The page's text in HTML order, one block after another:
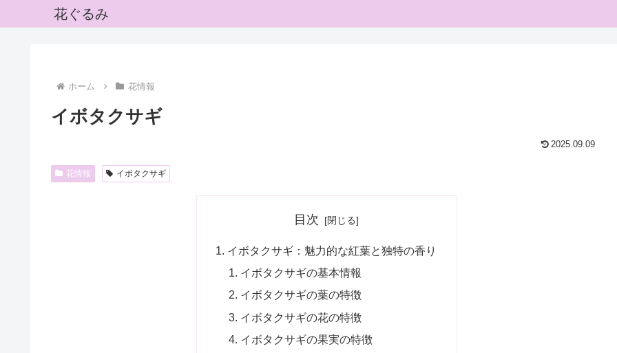
花ぐるみ
ホーム 花情報
イボタクサギ
2025.09.09
花情報 イボタクサギ
目次
イボタクサギ：魅力的な紅葉と独特の香り
イボタクサギの基本情報
イボタクサギの葉の特徴
イボタクサギの花の特徴
イボタクサギの果実の特徴